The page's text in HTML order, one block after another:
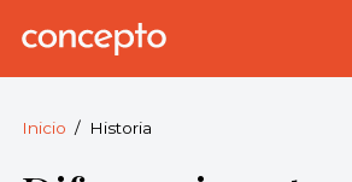
Concepto.
Inicio Historia